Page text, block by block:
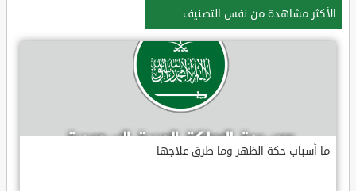
الأكثر مشاهدة من نفس التصنيف
ما أسباب حكة الظهر وما طرق علاجها